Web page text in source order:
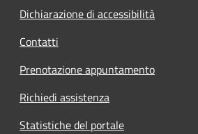
Dichiarazione di accessibilità
Contatti
Prenotazione appuntamento
Richiedi assistenza
Statistiche del portale